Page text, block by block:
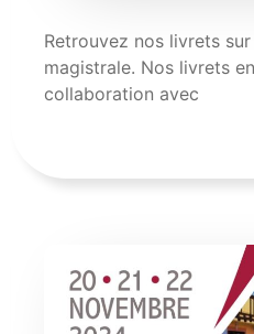
Retrouvez nos livrets
magistrale. Nos livrets
collaboration avec